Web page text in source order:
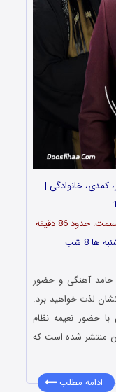
کمدی، خانوادگی |
86 دقیقه
8 شب
حامد آهنگی و حضور
لذت خواهید برد.
حضور نعیمه نظام
منتشر شده است که
ادامه مطلب